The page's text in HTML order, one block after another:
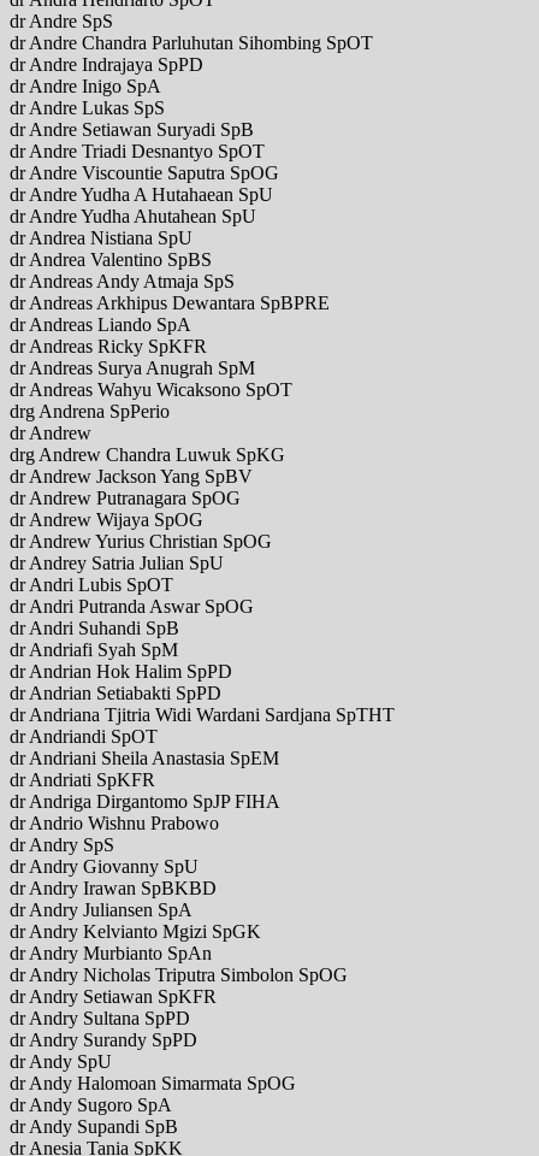
dr Andre SpS
dr Andre Chandra Parluhutan Sihombing SpOT
dr Andre Indrajaya SpPD
dr Andre Inigo SpA
dr Andre Lukas SpS
dr Andre Setiawan Suryadi SpB
dr Andre Triadi Desnantyo SpOT
dr Andre Viscountie Saputra SpOG
dr Andre Yudha A Hutahaean SpU
dr Andre Yudha Ahutahean SpU
dr Andrea Nistiana SpU
dr Andrea Valentino SpBS
dr Andreas Andy Atmaja SpS
dr Andreas Arkhipus Dewantara SpBPRE
dr Andreas Liando SpA
dr Andreas Ricky SpKFR
dr Andreas Surya Anugrah SpM
dr Andreas Wahyu Wicaksono SpOT
drg Andrena SpPerio
dr Andrew
drg Andrew Chandra Luwuk SpKG
dr Andrew Jackson Yang SpBV
dr Andrew Putranagara SpOG
dr Andrew Wijaya SpOG
dr Andrew Yurius Christian SpOG
dr Andrey Satria Julian SpU
dr Andri Lubis SpOT
dr Andri Putranda Aswar SpOG
dr Andri Suhandi SpB
dr Andriafi Syah SpM
dr Andrian Hok Halim SpPD
dr Andrian Setiabakti SpPD
dr Andriana Tjitria Widi Wardani Sardjana SpTHT
dr Andriandi SpOT
dr Andriani Sheila Anastasia SpEM
dr Andriati SpKFR
dr Andriga Dirgantomo SpJP FIHA
dr Andrio Wishnu Prabowo
dr Andry SpS
dr Andry Giovanny SpU
dr Andry Irawan SpBKBD
dr Andry Juliansen SpA
dr Andry Kelvianto Mgizi SpGK
dr Andry Murbianto SpAn
dr Andry Nicholas Triputra Simbolon SpOG
dr Andry Setiawan SpKFR
dr Andry Sultana SpPD
dr Andry Surandy SpPD
dr Andy SpU
dr Andy Halomoan Simarmata SpOG
dr Andy Sugoro SpA
dr Andy Supandi SpB
dr Anesia Tania SpKK